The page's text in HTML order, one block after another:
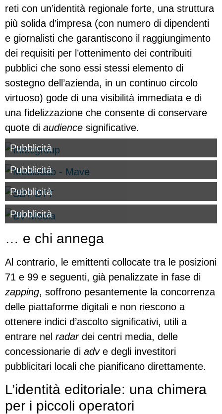
reti con un’identità regionale forte, una struttura
più solida d’impresa (con numero di dipendenti
e giornalisti che garantiscono il raggiungimento
dei requisiti per l’ottenimento dei contribuiti
pubblici che sono essi stessi elemento di
sostegno dell’azienda, in un continuo circolo
virtuoso) gode di una visibilità immediata e di
una fidelizzazione che consente di conservare
quote di audience significative.
Pubblicità
Pubblicità
Pubblicità
Pubblicità
… e chi annega
Al contrario, le emittenti collocate tra le posizioni
71 e 99 e seguenti, già penalizzate in fase di
zapping, soffrono pesantemente la concorrenza
delle piattaforme digitali e non riescono a
ottenere indici d’ascolto significativi, utili a
entrare nel radardei centri media, delle
concessionarie di adve degli investitori
pubblicitari locali che pianificano direttamente.
L’identità editoriale: una chimera
per i piccoli operatori